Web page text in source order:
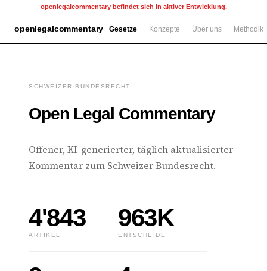
openlegalcommentary befindet sich in aktiver Entwicklung.
openlegalcommentary Gesetze Konzepte Über uns Methodik
SCHWEIZER BUNDESRECHT
Open Legal Commentary
Offener, KI-generierter, täglich aktualisierter
Kommentar zum Schweizer Bundesrecht.
4'843
ARTIKEL
963K
ENTSCHEIDE